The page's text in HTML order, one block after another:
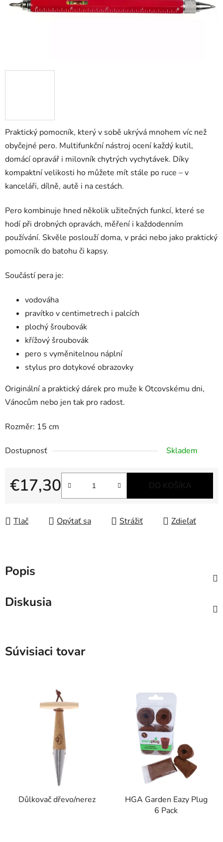
Praktický pomocník, který v sobě ukrývá mnohem víc než
obyčejné pero. Multifunkční nástroj ocení každý kutil,
domácí opravář i milovník chytrých vychytávek. Díky
kompaktní velikosti ho můžete mít stále po ruce – v
kanceláři, dílně, autě i na cestách.
Pero kombinuje hned několik užitečných funkcí, které se
hodí při drobných opravách, měření i každodenním
používání. Skvěle poslouží doma, v práci nebo jako praktický
pomocník do batohu či kapsy.
Součástí pera je:
vodováha
pravítko v centimetrech i palcích
plochý šroubovák
křížový šroubovák
pero s vyměnitelnou náplní
stylus pro dotykové obrazovky
Originální a praktický dárek pro muže k Otcovskému dni,
Vánocům nebo jen tak pro radost.
Rozměr: 15 cm
Dostupnosť Skladem
€17,30
Jednotková cena:
DO KOŠÍKA
Tlač Opýtať sa Strážiť Zdieľať
Popis
Diskusia
Súvisiaci tovar
Důlkovač dřevo/nerez
HGA Garden Eazy Plug
6 Pack